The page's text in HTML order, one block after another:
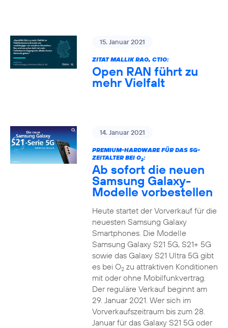
15. Januar 2021
ZITAT MALLIK RAO, CTIO:
Open RAN führt zu
mehr Vielfalt
14. Januar 2021
PREMIUM-HARDWARE FÜR DAS 5G-
ZEITALTER BEI O2:
Ab sofort die neuen
Samsung Galaxy-
Modelle vorbestellen
Heute startet der Vorverkauf für die
neuesten Samsung Galaxy
Smartphones. Die Modelle
Samsung Galaxy S21 5G, S21+ 5G
sowie das Galaxy S21 Ultra 5G gibt
es bei O2zu attraktiven Konditionen
mit oder ohne Mobilfunkvertrag.
Der reguläre Verkauf beginnt am
29. Januar 2021. Wer sich im
Vorverkaufszeitraum bis zum 28.
Januar für das Galaxy S21 5G oder